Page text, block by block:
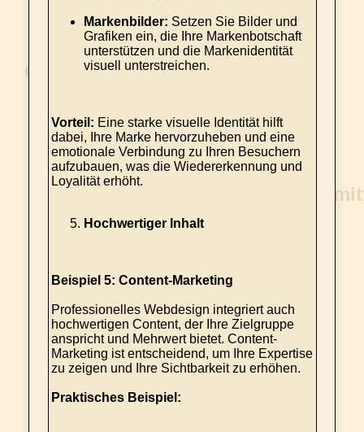
Markenbilder: Setzen Sie Bilder und
Grafiken ein, die Ihre Markenbotschaft
unterstützen und die Markenidentität
visuell unterstreichen.
Vorteil: Eine starke visuelle Identität hilft
dabei, Ihre Marke hervorzuheben und eine
emotionale Verbindung zu Ihren Besuchern
aufzubauen, was die Wiedererkennung und
Loyalität erhöht.
Hochwertiger Inhalt
Beispiel 5: Content-Marketing
Professionelles Webdesign integriert auch
hochwertigen Content, der Ihre Zielgruppe
anspricht und Mehrwert bietet. Content-
Marketing ist entscheidend, um Ihre Expertise
zu zeigen und Ihre Sichtbarkeit zu erhöhen.
Praktisches Beispiel: